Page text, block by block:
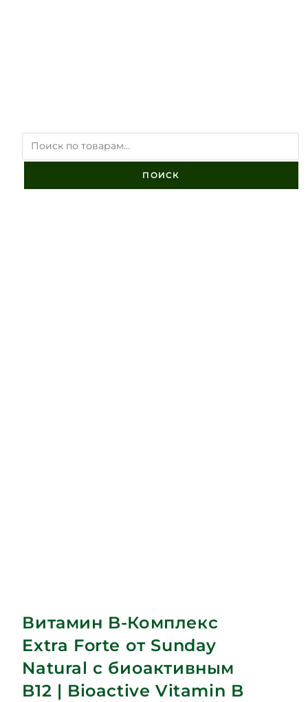
ПОИСК
Витамин B-Комплекс
Extra Forte от Sunday
Natural с биоактивным
B12 | Bioactive Vitamin B